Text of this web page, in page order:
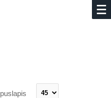
puslapis